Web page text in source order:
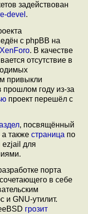
задействован
devel .
c phpBB на
XenForo. В качестве
отсутствие в
привыкли
прошлом году из-за
проект перешёл с
, посвящённый
также страница по
ezjail для
порта
в себе
и GNU-утилит.
грозит